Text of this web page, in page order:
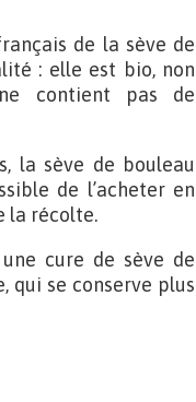
de la sève de
: elle est bio, non
contient pas de
la sève de bouleau
de l’acheter en
la récolte.
cure de sève de
qui se conserve plus